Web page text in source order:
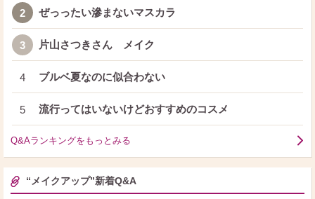
2 ぜっったい滲まないマスカラ
3 片山さつきさん メイク
4 ブルベ夏なのに似合わない
5 流行ってはいないけどおすすめのコスメ
Q&Aランキングをもっとみる
“メイクアップ”新着Q&A